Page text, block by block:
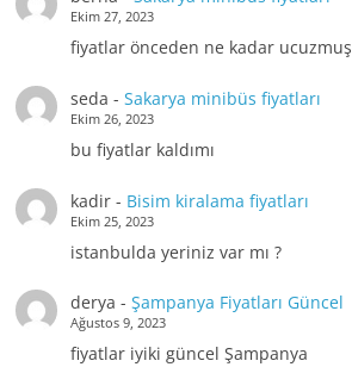
Ekim 27, 2023
fiyatlar önceden ne kadar ucuzmuş
seda - Sakarya minibüs fiyatları
Ekim 26, 2023
bu fiyatlar kaldımı
kadir- Bisim kiralama fiyatları
Ekim 25, 2023
istanbulda yeriniz var mı ?
derya - Şampanya Fiyatları Güncel
Ağustos 9, 2023
fiyatlar iyiki güncel Şampanya